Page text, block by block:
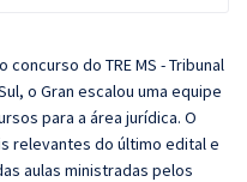
do TRE MS - Tribunal
o Gran escalou uma equipe
para a área jurídica. O
relevantes do último edital e
aulas ministradas pelos